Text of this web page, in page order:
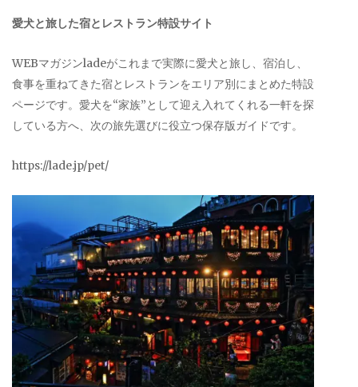
愛犬と旅した宿とレストラン特設サイト
WEBマガジンladeがこれまで実際に愛犬と旅し、宿泊し、
食事を重ねてきた宿とレストランをエリア別にまとめた特設
ページです。愛犬を“家族”として迎え入れてくれる一軒を探
している方へ、次の旅先選びに役立つ保存版ガイドです。
https://lade.jp/pet/